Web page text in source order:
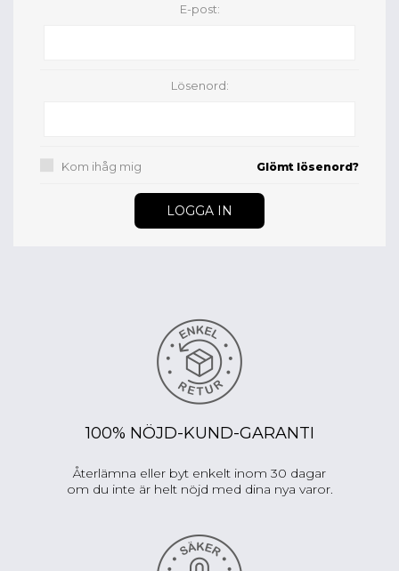
E-post:
Lösenord:
Kom ihåg mig Glömt lösenord?
100% NÖJD-KUND-GARANTI
Återlämna eller byt enkelt inom 30 dagar
om du inte är helt nöjd med dina nya varor.